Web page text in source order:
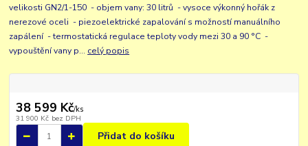
velikosti GN2/1-150 - objem vany: 30 litrů - vysoce výkonný hořák z
nerezové oceli - piezoelektrické zapalování s možností manuálního
zapálení - termostatická regulace teploty vody mezi 30 a 90 °C -
vypouštění vany p... celý popis
38 599 Kč/ks
31 900 Kč bez DPH
Přidat do košíku